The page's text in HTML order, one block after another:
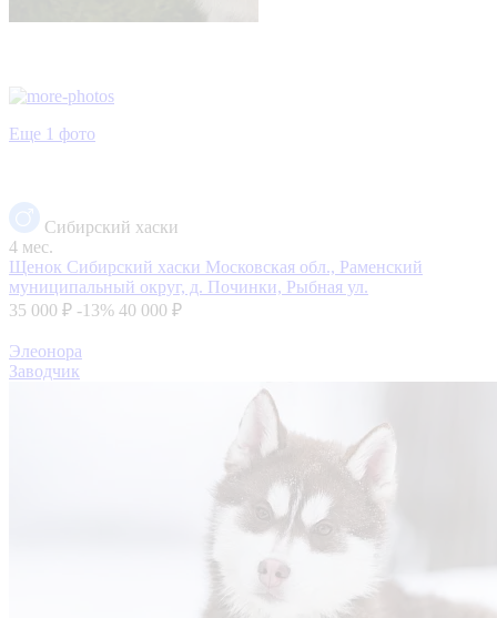
Еще 1 фото
Сибирский хаски
4 мес.
Щенок Сибирский хаски Московская обл., Раменский
муниципальный округ, д. Починки, Рыбная ул.
35 000 ₽ -13% 40 000 ₽
Элеонора
Заводчик